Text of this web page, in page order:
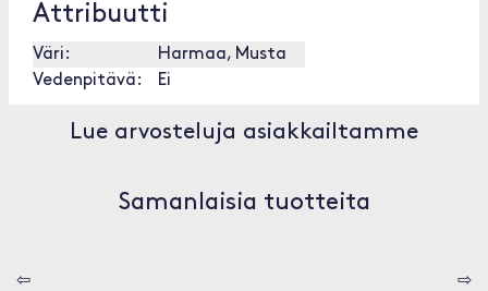
Attribuutti
Väri:
Harmaa, Musta
Vedenpitävä:
Ei
Lue arvosteluja asiakkailtamme
Samanlaisia tuotteita
⇦ ⇨